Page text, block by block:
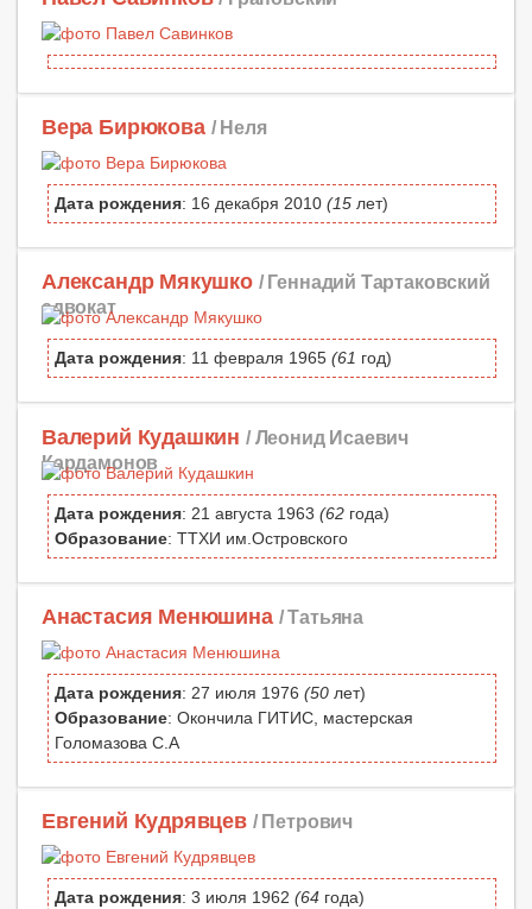
Вера Бирюкова / Неля
Дата рождения: 16 декабря 2010 (15 лет)
Александр Мякушко / Геннадий Тартаковский
адвокат
Дата рождения: 11 февраля 1965 (61 год)
Валерий Кудашкин / Леонид Исаевич
Кардамонов
Дата рождения: 21 августа 1963 (62 года)
Образование: ТТХИ им.Островского
Анастасия Менюшина / Татьяна
Дата рождения: 27 июля 1976 (50 лет)
Образование: Окончила ГИТИС, мастерская
Голомазова С.А
Евгений Кудрявцев / Петрович
Дата рождения: 3 июля 1962 (64 года)